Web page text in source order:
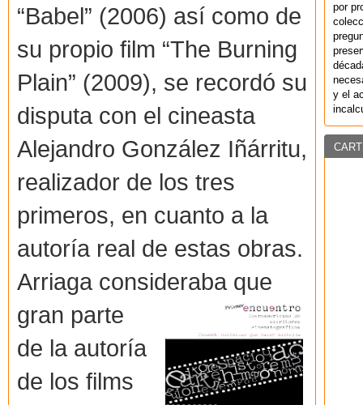
“Babel” (2006) así como de
su propio film “The Burning
Plain” (2009), se recordó su
disputa con el cineasta
Alejandro González Iñárritu,
realizador de los tres
primeros, en cuanto a la
autoría real de estas obras.
Arriaga consideraba que
gran parte
de la autoría
de los films
por
y el